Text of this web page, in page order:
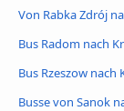
Von Rabka Zdrój
Bus Radom nach
Bus Rzeszow nach
Busse von Sanok